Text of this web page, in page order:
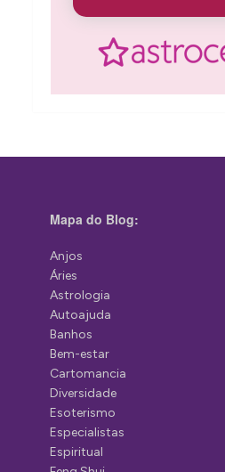
Mapa do Blog:
Anjos
Áries
Astrologia
Autoajuda
Banhos
Bem-estar
Cartomancia
Diversidade
Esoterismo
Especialistas
Espiritual